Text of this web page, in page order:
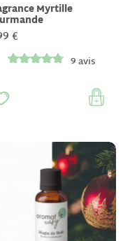
Myrtille
€
9 avis